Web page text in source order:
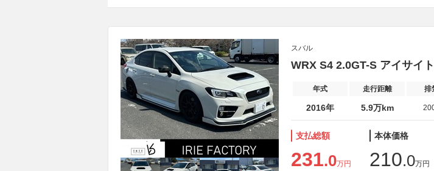
スバル
WRX S4 2.0GT-S アイサ
年式 走行距離 排
2016年 5.9万km
支払総額
231.0万円
本体価格
210.0万円